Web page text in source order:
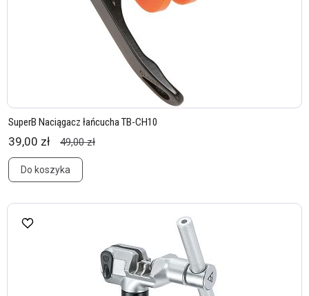
SuperB Naciągacz łańcucha TB-CH10
39,00 zł 49,00 zł
Do koszyka